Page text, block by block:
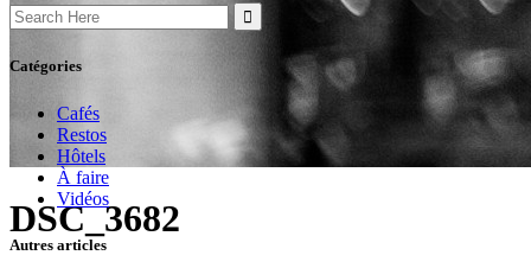
DSC_3682
Search
for:
Catégories
Cafés
Restos
Hôtels
À faire
Vidéos
Autres articles